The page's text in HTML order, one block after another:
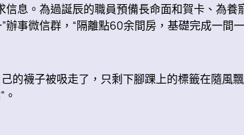
息。為過誕辰的職員預備長命面和賀卡、為養
辦事微信群，“隔離點60余間房，基礎完成一間一
的襪子被吸走了，只剩下腳踝上的標籤在隨風